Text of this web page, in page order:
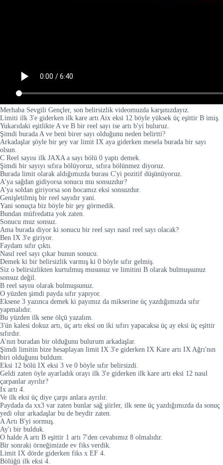
Merhaba Sevgili Gençler, son belirsizlik videomuzda karşınızdayız.
Limiti ilk 3'e giderken ilk kare artı Aix eksi 12 böyle yüksek üç eşittir B imiş.
Yukarıdaki eşitlikte A ve B bir reel sayı ise artı b'yi buluruz.
Şimdi burada A ve beni birer sayı olduğunu neden belirtti?
Arkadaşlar şöyle bir şey var limit IX aya giderken mesela burada bir sayı
olsun.
C Reel sayısı ilk JAXA a sayı bölü 0 yaptı demek.
Şimdi bir sayıyı sıfıra bölüyoruz, sıfıra bölünmez diyoruz.
Burada limit olarak aldığımızda burası C'yi pozitif düşünüyoruz.
A'ya sağdan gidiyorsa sonucu mu sonsuzdur?
A'ya soldan giriyorsa son hocamız eksi sonsuzdur.
Genişletilmiş bir reel sayıdır yani.
Yani sonuçta biz böyle bir şey görmedik.
Bundan müfredatta yok zaten.
Sonucu muz sonsuz.
Ama burada diyor ki sonucu bir reel sayı nasıl reel sayı olacak?
Ben IX 3'e giriyor.
Faydam sıfır çıktı.
Nasıl reel sayı çıkar bunun sonucu.
Demek ki bir belirsizlik varmış ki 0 böyle sıfır gelmiş.
Siz o belirsizlikten kurtulmuş musunuz ve limitini B olarak bulmuşsunuz
sonsuz değil.
B reel sayısı olarak bulmuşsunuz.
O yüzden şimdi payda sıfır yapıyor.
Eksene 3 yazınca demek ki payımız da mikserine üç yazdığımızda sıfır
yapmalıdır.
Bu yüzden ilk sene ölçü yazalım.
3'ün kalesi dokuz artı, üç artı eksi on iki sıfırı yapacaksa üç ay eksi üç eşittir
sıfırdır.
A'nın buradan bir olduğunu bulurum arkadaşlar.
Şimdi limitin bize hesaplayan limit IX 3'e giderken IX Kare artı IX Ağrı'nın
biri olduğunu buldum.
Eksi 12 bölü IX eksi 3 ve 0 böyle sıfır belirsizdi.
Geldi zaten öyle ayarladık orayı ilk 3'e giderken ilk kare artı eksi 12 nasıl
çarpanlar ayrılır?
Ix artı 4.
Ve ilk eksi üç diye çarpı anlara ayrılır.
Paydada da xx3 var zaten bunlar sağ şiirler, ilk sene üç yazdığımızda da sonuç
yedi olur arkadaşlar bu de beydir zaten.
A Artı B'yi sormuş.
Ay'ı bir bulduk.
O halde A artı B eşittir 1 artı 7'den cevabımız 8 olmalıdır.
Bir sonraki örneğimizde ev fiks verdik.
Limit IX dörde giderken fiks x EF 4.
Bölüğü ilk eksi 4.